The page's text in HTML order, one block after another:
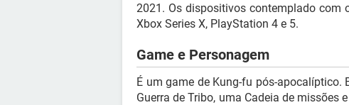
2021. Os dispositivos contemplado com
Xbox Series X, PlayStation 4 e 5.
Game e Personagem
É um game de Kung-fu pós-
Guerra de Tribo, uma Cadeia de missões